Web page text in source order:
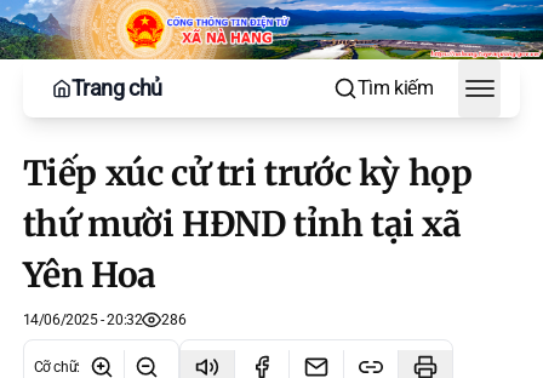
Trang chủ Tìm kiếm
Toggle
Tiếp xúc cử tri trước kỳ họp
thứ mười HĐND tỉnh tại xã
Yên Hoa
14/06/2025 - 20:32 286
Cỡ chữ: